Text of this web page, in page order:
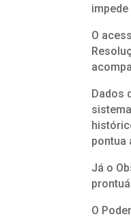
O
Dados
pontua
Já o
O